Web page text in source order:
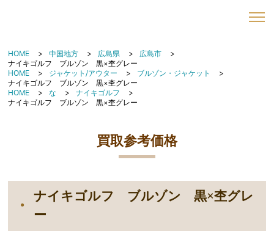
HOME 中国地方 広島県
広島市
ナイキゴルフ ブルゾン 黒×杢グレー
HOME
ジャケット/アウター
ブルゾン・ジャケット
ナイキゴルフ ブルゾン 黒×杢グレー
HOME
な
ナイキゴルフ
ナイキゴルフ ブルゾン 黒×杢グレー
買取参考価格
ナイキゴルフ ブルゾン 黒×杢グレ
ー